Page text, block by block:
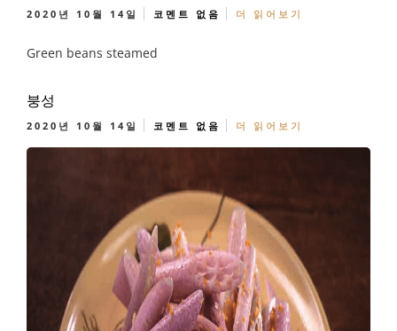
2020년 10월 14일 코멘트 없음 더 읽어보기
Green beans steamed
붕성
2020년 10월 14일 코멘트 없음 더 읽어보기